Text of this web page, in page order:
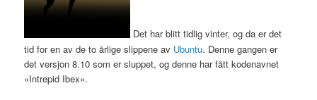
Det har blitt tidlig vinter, og da er det
tid for en av de to årlige slippene av Ubuntu. Denne gangen er
det versjon 8.10 som er sluppet, og denne har fått kodenavnet
«Intrepid Ibex».